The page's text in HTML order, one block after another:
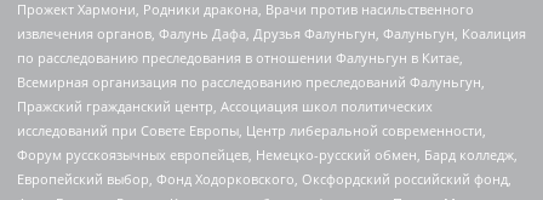
Прожект Хармони, Родники дракона, Врачи против насильственного
извлечения органов, Фалунь Дафа, Друзья Фалуньгун, Фалуньгун, Коалиция
по расследованию преследования в отношении Фалуньгун в Китае,
Всемирная организация по расследованию преследований Фалуньгун,
Пражский гражданский центр, Ассоциация школ политических
исследований при Совете Европы, Центр либеральной современности,
Форум русскоязычных европейцев, Немецко-русский обмен, Бард колледж,
Европейский выбор, Фонд Ходорковского, Оксфордский российский фонд,